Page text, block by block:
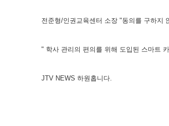
전준형/인권교육센터 소장 "동의를 구하지
" 학사 관리의 편의를 위해 도입된 스마트
JTV NEWS 하원홉니다.